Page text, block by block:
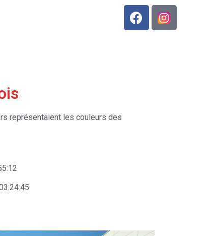
représentaient les couleurs des